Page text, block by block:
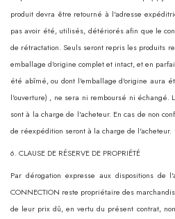
produit devra être retourné à l'adresse
pas avoir été, utilisés, détériorés afin que le
de rétractation. Seuls seront repris les produits
emballage d'origine complet et intact, et en
été abîmé, ou dont l'emballage d'origine aura
l'ouverture) , ne sera ni remboursé ni échangé.
sont à la charge de l'acheteur. En cas de non
de réexpédition seront à la charge de l'acheteur.
6. CLAUSE DE RÉSERVE DE PROPRIÉTÉ
Par dérogation expresse aux dispositions de
CONNECTION reste propriétaire des
de leur prix dû, en vertu du présent contrat,